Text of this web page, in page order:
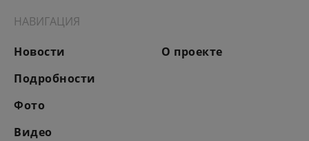
НАВИГАЦИЯ
Новости
Подробности
Фото
Видео
О проекте